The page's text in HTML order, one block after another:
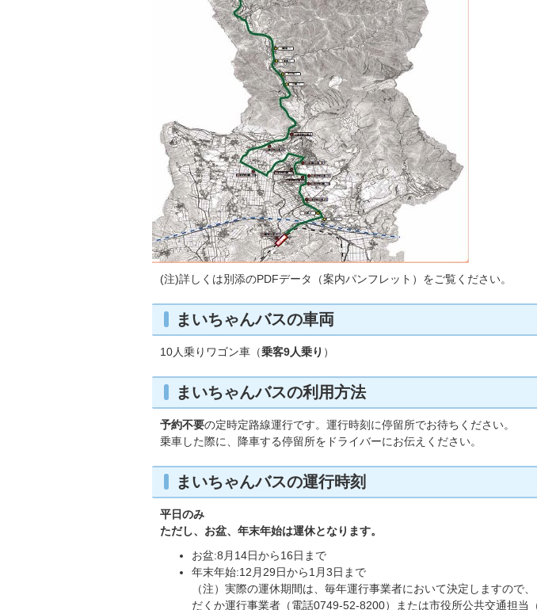
(注)詳しくは別添のPDFデータ（案内パンフレット）をご覧ください。
まいちゃんバスの車両
10人乗りワゴン車（乗客9人乗り ）
まいちゃんバスの利用方法
予約不要の定時定路線運行です。運行時刻に停留所でお待ちください。
乗車した際に、降車する停留所をドライバーにお伝えください。
まいちゃんバスの運行時刻
平日のみ
ただし、お盆、年末年始は運休となります。
お盆:8月14日から16日まで
年末年始:12月29日から1月3日まで
（注）実際の運休期間は、毎年運行事業者において決定しますので
だくか運行事業者（電話0749-52-8200）または市役所公共交通担当